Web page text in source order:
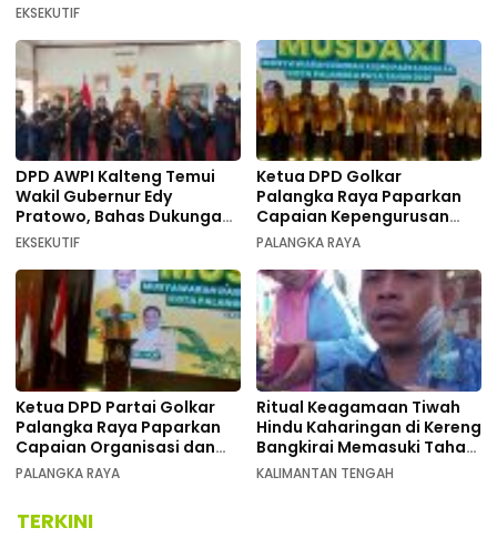
EKSEKUTIF
DPD AWPI Kalteng Temui
Wakil Gubernur Edy
Pratowo, Bahas Dukungan
Kongres Nasional II AWPI di
EKSEKUTIF
Ketua DPD Golkar
Palangka Raya Paparkan
Capaian Kepengurusan
pada Pembukaan Musda XI
PALANGKA RAYA
Ketua DPD Partai Golkar
Palangka Raya Paparkan
Capaian Organisasi dan
Kemenangan Pemilu pada
PALANGKA RAYA
Ritual Keagamaan Tiwah
Hindu Kaharingan di Kereng
Bangkirai Memasuki Tahap
Akhir
KALIMANTAN TENGAH
TERKINI